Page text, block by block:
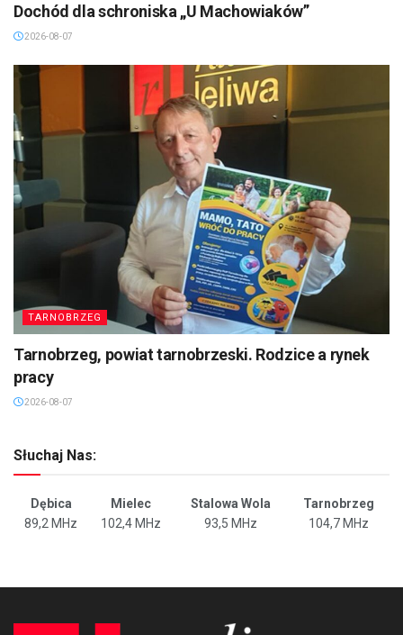
Dochód dla schroniska „U Machowiaków”
2026-08-07
TARNOBRZEG
Tarnobrzeg, powiat tarnobrzeski. Rodzice a rynek
pracy
2026-08-07
Słuchaj Nas:
Dębica Mielec Stalowa Wola
Tarnobrzeg
89,2 MHz
102,4 MHz 93,5 MHz 104,7 MHz